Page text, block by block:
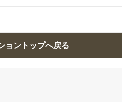
ョントップへ戻る